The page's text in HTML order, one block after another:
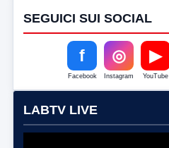
SEGUICI SUI SOCIAL
f
Facebook
◎
Instagram
▶
YouTube
LABTV LIVE